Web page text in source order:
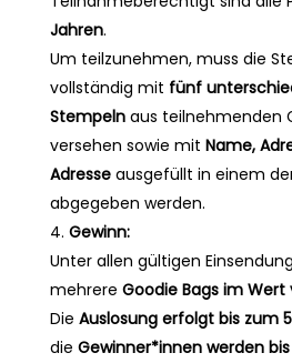
Jahren.
Um teilzunehmen, muss die
vollständig mit fünf
Stempelnaus teilnehmenden
versehen sowie mit Name,
Adresseausgefüllt in einem
abgegeben werden.
Gewinn:
Unter allen gültigen
mehrere Goodie Bags im
Die Auslosung erfolgt bis zum
die Gewinner*innen werden